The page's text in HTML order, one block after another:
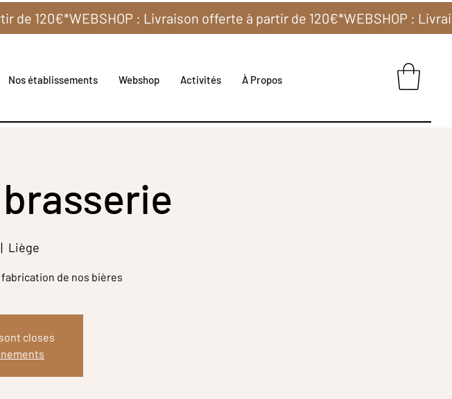
Nos établissements Webshop Activités À Propos
Liège
de nos bières
closes